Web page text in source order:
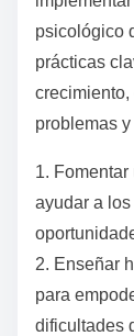
psicológico
prácticas
problemas
1.
ayudar a
2. Enseñar
para
dificultades